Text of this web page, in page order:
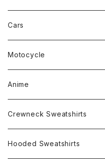
Cars
Motocycle
Anime
Crewneck Sweatshirts
Rap
Hooded Sweatshirts